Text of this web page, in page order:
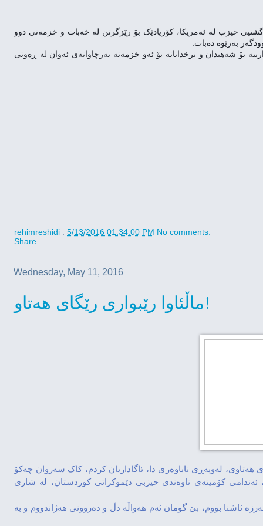
دەکەینەوە، رۆژی یەکشەممە رێکەوتی ١٥ی مەی ٢٠١٦، کۆمیتەی گشتیی حیزب لە ئەمریکا، کۆریادێک بۆ رێزگرتن لە خەبات و خزمەتی دوو
بەرێوە دەبات.
بۆ شەهیدان و نرخدانانە بۆ ئەو خزمەتە بەرچاوانەی ئەوان لە ڕەوتی
rehimreshidi 5/13/2016 01:34:00 PM No comments:
Share
Wednesday, May 11, 2016
ماڵئاوا رێبواری رێگای هەتاو!
ئەمرۆ چوارشەممە رێکەوتی ١١ی مەی ٢٠١٦، بەرانبەر بە ٢٢ی بانەمەڕی ١٣٩٥ی هەتاوی، لەوپەڕی ناباوەری دا، ئاگاداریان کردم، کاک سەروان چەکۆ
کۆمیتەی ناوەندی حیزبی دێموکراتی کوردستان، لە شاری
ئاشنا بووم، بێ گومان ئەم هەواڵە دڵ و دەروونی هەژاندووم و بە